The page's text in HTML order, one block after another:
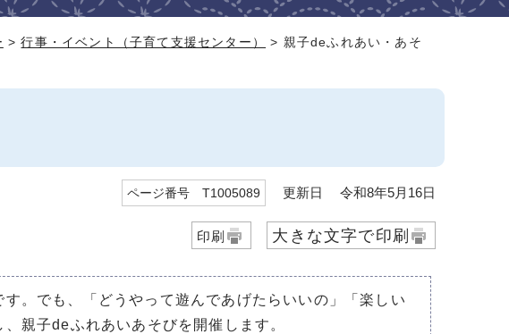
>行事・イベント（子育て支援センター）
> 親子deふれあい・あそ
ページ番号 T1005089 更新日 令和8年5月16日
印刷 大きな文字で印刷
。でも、「どうやって遊んであげたらいいの」「楽しい
親子deふれあいあそびを開催します。